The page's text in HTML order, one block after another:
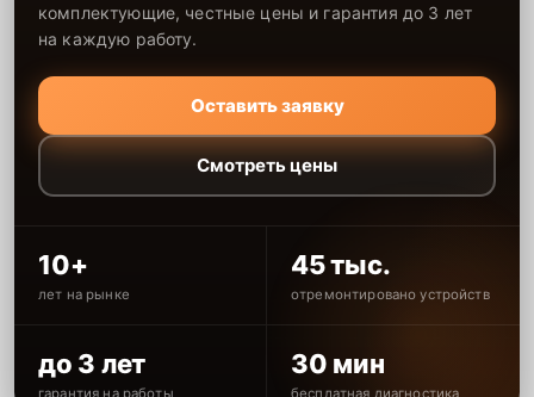
комплектующие, честные цены и гарантия до 3 лет
на каждую работу.
Оставить заявку
Смотреть цены
10+
лет на рынке
45 тыс.
отремонтировано устройств
до 3 лет
гарантия на работы
30 мин
бесплатная диагностика